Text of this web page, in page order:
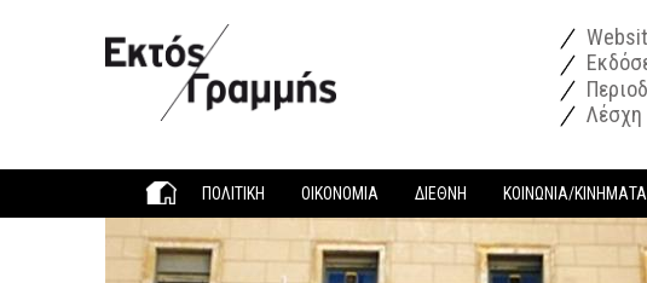
Λέσχη
ΠΟΛΙΤΙΚΗ ΟΙΚΟΝΟΜΙΑ ΔΙΕΘΝΗ ΚΟΙΝΩΝΙΑ/ΚΙΝΗΜΑΤΑ